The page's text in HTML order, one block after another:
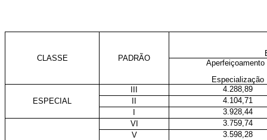
CLASSE PADRÃO
Aperfeiçoamento
Especialização
ESPECIAL
4.288,89
4.104,71
3.928,44
VI
3.759,74
V
3.598,28